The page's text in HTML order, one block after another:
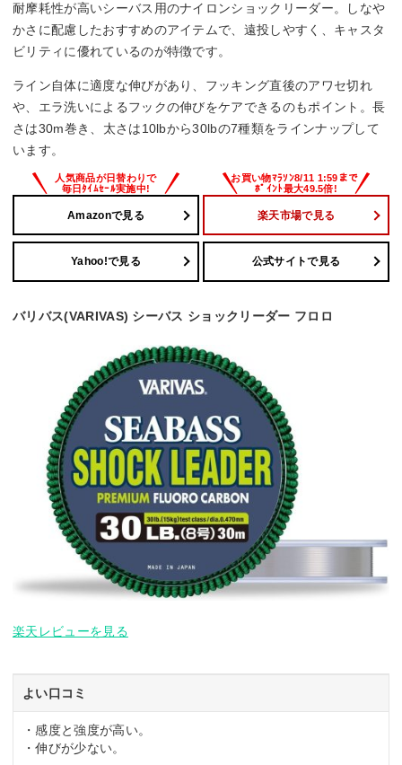
耐摩耗性が高いシーバス用のナイロンショックリーダー。しなや
かさに配慮したおすすめのアイテムで、遠投しやすく、キャスタ
ビリティに優れているのが特徴です。
ライン自体に適度な伸びがあり、フッキング直後のアワセ切れ
や、エラ洗いによるフックの伸びをケアできるのもポイント。長
さは30m巻き、太さは10lbから30lbの7種類をラインナップして
います。
Amazonで見る 楽天市場で見る
Yahoo!で見る 公式サイトで見る
バリバス(VARIVAS) シーバス ショックリーダー フロロ
楽天レビューを見る
よい口コミ
・感度と強度が高い。
・伸びが少ない。